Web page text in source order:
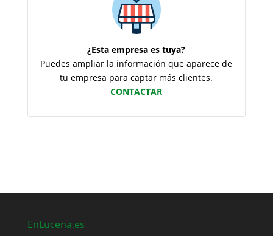
¿Esta empresa es tuya?
Puedes ampliar la información que aparece de
tu empresa para captar más clientes.
CONTACTAR
EnLucena.es